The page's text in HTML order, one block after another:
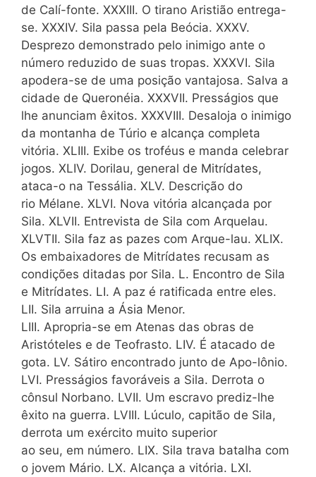
de Calí-fonte. XXXIII. O tirano Aristião entrega-
se. XXXIV. Sila passa pela Beócia. XXXV.
Desprezo demonstrado pelo inimigo ante o
número reduzido de suas tropas. XXXVI. Sila
apodera-se de uma posição vantajosa. Salva a
cidade de Queronéia. XXXVII. Presságios que
lhe anunciam êxitos. XXXVIII. Desaloja o inimigo
da montanha de Túrio e alcança completa
vitória. XLIII. Exibe os troféus e manda celebrar
jogos. XLIV. Dorilau, general de Mitrídates,
ataca-o na Tessália. XLV. Descrição do
rio Mélane. XLVI. Nova vitória alcançada por
Sila. XLVII. Entrevista de Sila com Arquelau.
XLVTII. Sila faz as pazes com Arque-lau. XLIX.
Os embaixadores de Mitrídates recusam as
condições ditadas por Sila. L. Encontro de Sila
e Mitrídates. LI. A paz é ratificada entre eles.
LII. Sila arruina a Ásia Menor.
LIII. Apropria-se em Atenas das obras de
Aristóteles e de Teofrasto. LIV. É atacado de
gota. LV. Sátiro encontrado junto de Apo-lônio.
LVI. Presságios favoráveis a Sila. Derrota o
cônsul Norbano. LVII. Um escravo prediz-lhe
êxito na guerra. LVIII. Lúculo, capitão de Sila,
derrota um exército muito superior
ao seu, em número. LIX. Sila trava batalha com
o jovem Mário. LX. Alcança a vitória. LXI.